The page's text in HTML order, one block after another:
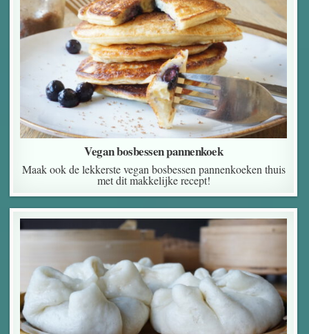
Vegan bosbessen pannenkoek
Maak ook de lekkerste vegan bosbessen pannenkoeken thuis
met dit makkelijke recept!